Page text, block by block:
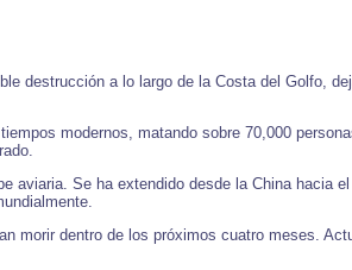
destrucción a lo largo de la Costa del Golfo,
modernos, matando sobre 70,000
aviaria. Se ha extendido desde la China hacia
morir dentro de los próximos cuatro meses.